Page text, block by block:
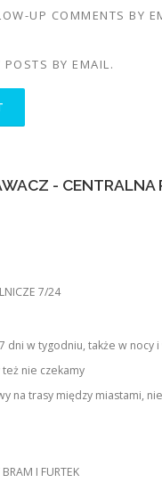
UP COMMENTS BY
POSTS BY EMAIL.
- CENTRALNA
7/24
dni w tygodniu, także w nocy
nie czekamy
na trasy między miastami,
I FURTEK